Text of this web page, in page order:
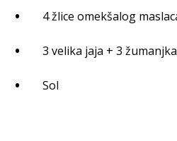
4 žlice omekšalog
3 velika jaja + 3 žumanjka
Sol